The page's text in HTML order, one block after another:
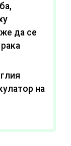
на